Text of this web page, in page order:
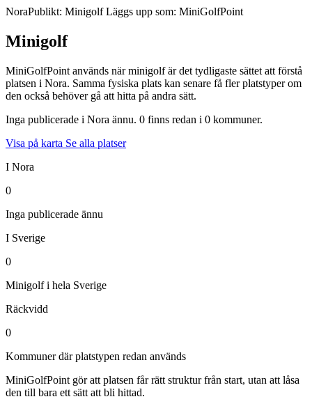
NoraPublikt: MinigolfLäggs upp som: MiniGolfPoint
Minigolf
MiniGolfPoint används när minigolf är det tydligaste sättet att förstå
platsen i Nora. Samma fysiska plats kan senare få fler platstyper om
den också behöver gå att hitta på andra sätt.
Inga publicerade i Nora ännu. 0 finns redan i 0 kommuner.
Visa på karta Se alla platser
I Nora
0
Inga publicerade ännu
I Sverige
0
Minigolf i hela Sverige
Räckvidd
0
Kommuner där platstypen redan används
MiniGolfPoint gör att platsen får rätt struktur från start, utan att låsa
den till bara ett sätt att bli hittad.